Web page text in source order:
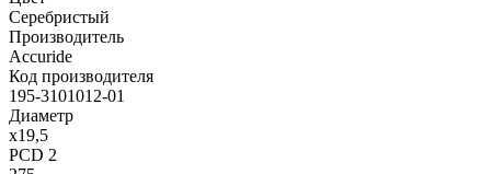
Серебристый
Производитель
Accuride
Код производителя
195-3101012-01
Диаметр
x19,5
PCD 2